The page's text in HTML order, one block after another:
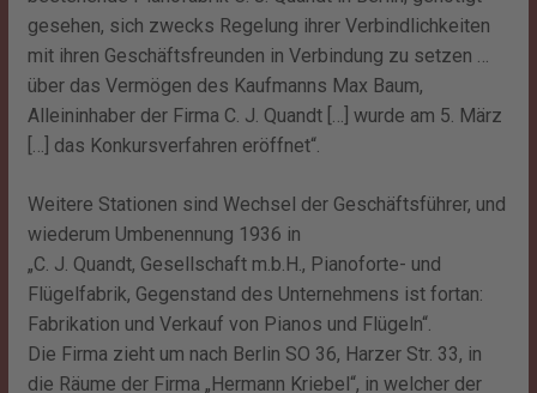
gesehen, sich zwecks Regelung ihrer Verbindlichkeiten
mit ihren Geschäftsfreunden in Verbindung zu setzen …
über das Vermögen des Kaufmanns Max Baum,
Alleininhaber der Firma C. J. Quandt […] wurde am 5. März
[…] das Konkursverfahren eröffnet“.
Weitere Stationen sind Wechsel der Geschäftsführer, und
wiederum Umbenennung 1936 in
„C. J. Quandt, Gesellschaft m.b.H., Pianoforte- und
Flügelfabrik, Gegenstand des Unternehmens ist fortan:
Fabrikation und Verkauf von Pianos und Flügeln“.
Die Firma zieht um nach Berlin SO 36, Harzer Str. 33, in
die Räume der Firma „Hermann Kriebel“, in welcher der